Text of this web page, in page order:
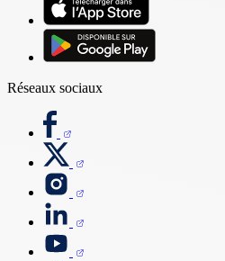
Réseaux sociaux